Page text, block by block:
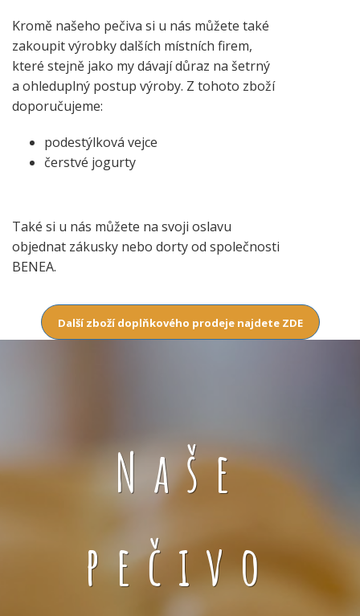
Kromě našeho pečiva si u nás můžete také
zakoupit výrobky dalších místních firem,
které stejně jako my dávají důraz na šetrný
a ohleduplný postup výroby. Z tohoto zboží
doporučujeme:
podestýlková vejce
čerstvé jogurty
Také si u nás můžete na svoji oslavu
objednat zákusky nebo dorty od společnosti
BENEA.
Další zboží doplňkového prodeje najdete ZDE
Naše
pečivo